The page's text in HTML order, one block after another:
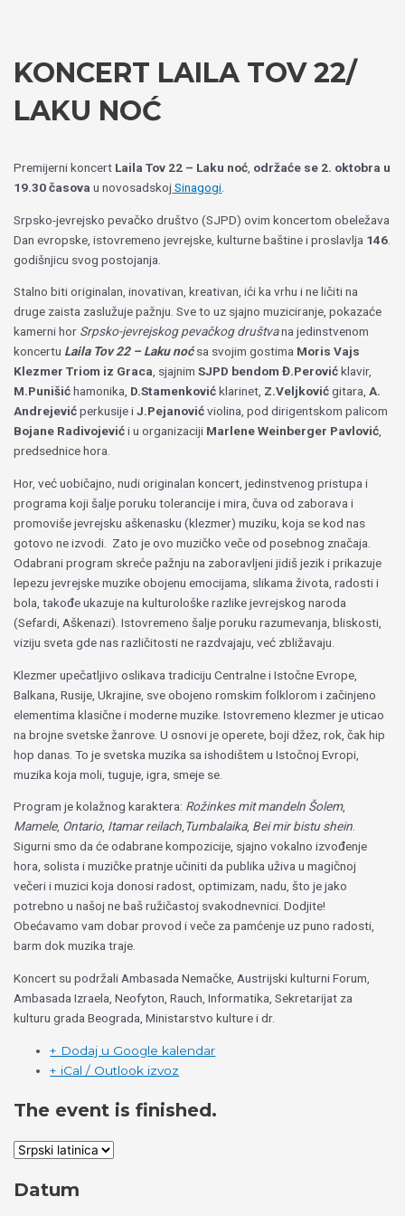
KONCERT LAILA TOV 22/
LAKU NOĆ
Premijerni koncert Laila Tov 22 – Laku noć održaće se 2. oktobra u
19.30 časova u novosadskojSinagogi
Srpsko-jevrejsko pevačko društvo (SJPD) ovim koncertom obeležava
Dan evropske, istovremeno jevrejske, kulturne baštine i proslavlja 146
godišnjicu svog postojanja.
Stalno biti originalan, inovativan, kreativan, ići ka vrhu i ne ličiti na
druge zaista zaslužuje pažnju. Sve to uz sjajno muziciranje, pokazaće
kamerni hor Srpsko-jevrejskog pevačkog društvana jedinstvenom
koncertu Laila Tov 22 – Laku noćsa svojim gostima Moris Vajs
Klezmer Triom iz Graca, sjajnimSJPD bendom Đ.Perovićklavir,
M.Punišićhamonika, D.Stamenkovićklarinet, Z.Veljkovićgitara,A.
Andrejevićperkusije iJ.Pejanovićviolina, pod dirigentskom palicom
Bojane Radivojevići u organizaciji Marlene Weinberger Pavlović,
predsednice hora.
Hor, već uobičajno, nudi originalan koncert, jedinstvenog pristupa i
programa koji šalje poruku tolerancije i mira, čuva od zaborava i
promoviše jevrejsku aškenasku (klezmer) muziku, koja se kod nas
gotovo ne izvodi. Zato je ovo muzičko veče od posebnog značaja.
Odabrani program skreće pažnju na zaboravljeni jidiš jezik i prikazuje
lepezu jevrejske muzike obojenu emocijama, slikama života, radosti i
bola, takođe ukazuje na kulturološke razlike jevrejskog naroda
(Sefardi, Aškenazi). Istovremeno šalje poruku razumevanja, bliskosti,
viziju sveta gde nas različitosti ne razdvajaju, već zbližavaju.
Klezmer upečatljivo oslikava tradiciju Centralne i Istočne Evrope,
Balkana, Rusije, Ukrajine, sve obojeno romskim folklorom i začinjeno
elementima klasične i moderne muzike. Istovremeno klezmer je uticao
na brojne svetske žanrove. U osnovi je operete, boji džez, rok, čak hip
hop danas. To je svetska muzika sa ishodištem u Istočnoj Evropi,
muzika koja moli, tuguje, igra, smeje se.
Program je kolažnog karaktera: Rožinkes mit mandeln Šolem,
Mamele, Ontario, Itamar reilach,Tumbalaika, Bei mir bistu shein.
Sigurni smo da će odabrane kompozicije, sjajno vokalno izvođenje
hora, solista i muzičke pratnje učiniti da publika uživa u magičnoj
večeri i muzici koja donosi radost, optimizam, nadu, što je jako
potrebno u našoj ne baš ružičastoj svakodnevnici. Dodjite!
Obećavamo vam dobar provod i veče za pamćenje uz puno radosti,
barm dok muzika traje.
Koncert su podržali Ambasada Nemačke, Austrijski kulturni Forum,
Ambasada Izraela, Neofyton, Rauch, Informatika, Sekretarijat za
kulturu grada Beograda, Ministarstvo kulture i dr.
+ Dodaj u Google kalendar
+ iCal / Outlook izvoz
The event is finished.
Datum